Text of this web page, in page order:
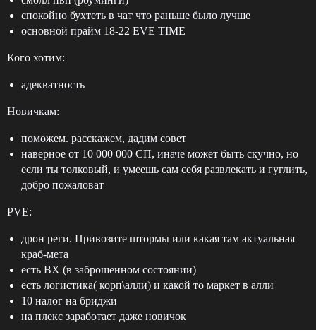
спокойно бухтеть в чат что раньше было лучше
основной прайм 18-22 EVE TIME
Кого хотим:
адекватность
Новичкам:
поможем. расскажем, дадим совет
наверное от 10 000 000 СП, иначе может быть скучно, но
если ты толковый, и умеешь сам себя развлекать и гуглить,
добро пожаловат
PVE:
дрон реги. Привозите штормы или какая там актуальная
краб-мета
есть ВХ (в заброшенном состоянии)
есть логистика( корп\алли) и какой то маркет в алли
10 налог на бриджи
на плекс заработает даже новичок